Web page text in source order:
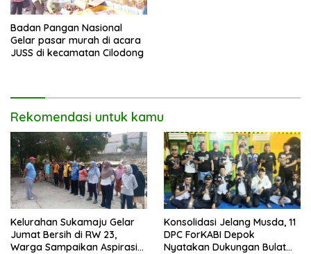
Badan Pangan Nasional
Gelar pasar murah di acara
JUSS di kecamatan Cilodong
Rekomendasi untuk kamu
Kelurahan Sukamaju Gelar
Jumat Bersih di RW 23,
Warga Sampaikan Aspirasi
Konsolidasi Jelang Musda, 11
DPC ForKABI Depok
Nyatakan Dukungan Bulat